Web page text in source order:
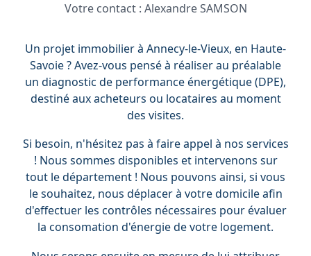
Votre contact : Alexandre SAMSON
Un projet immobilier à Annecy-le-Vieux, en Haute-
Savoie ? Avez-vous pensé à réaliser au préalable
un diagnostic de performance énergétique (DPE),
destiné aux acheteurs ou locataires au moment
des visites.
Si besoin, n'hésitez pas à faire appel à nos services
! Nous sommes disponibles et intervenons sur
tout le département ! Nous pouvons ainsi, si vous
le souhaitez, nous déplacer à votre domicile afin
d'effectuer les contrôles nécessaires pour évaluer
la consomation d'énergie de votre logement.